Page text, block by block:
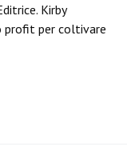
Kirby
profit per coltivare